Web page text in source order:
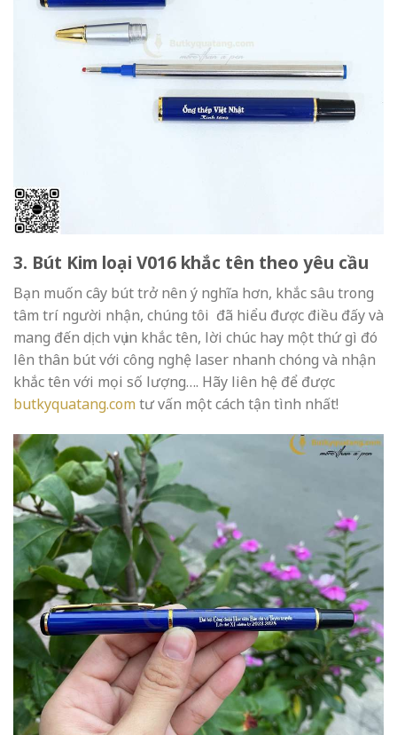
3. Bút Kim loại V016 khắc tên theo yêu cầu
Bạn muốn cây bút trở nên ý nghĩa hơn, khắc sâu trong
tâm trí người nhận, chúng tôi đã hiểu được điều đấy và
mang đến dịch vụ in khắc tên, lời chúc hay một thứ gì đó
lên thân bút với công nghệ laser nhanh chóng và nhận
khắc tên với mọi số lượng…. Hãy liên hệ để được
butkyquatang.comtư vấn một cách tận tình nhất!